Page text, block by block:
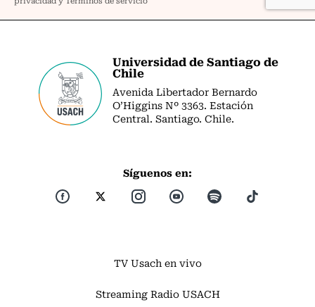
Universidad de Santiago de
Chile
Avenida Libertador Bernardo
O’Higgins Nº 3363. Estación
Central. Santiago. Chile.
Síguenos en:
TV Usach en vivo
Streaming Radio USACH